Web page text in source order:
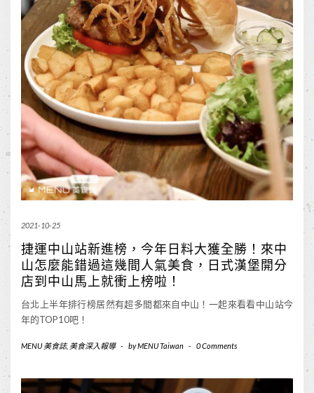
2021-10-25
捷運中山站新進榜，今年日料大獲全勝！來中
山怎麼能錯過這幾間人氣美食，日式漢堡開分
店到中山馬上就衝上榜啦！
台北上半年排行榜居然有超多間都來自中山！一起來看看中山站今
年的TOP10吧！
MENU 美食誌, 美食深入報導 - byMENU Taiwan - 0 Comments